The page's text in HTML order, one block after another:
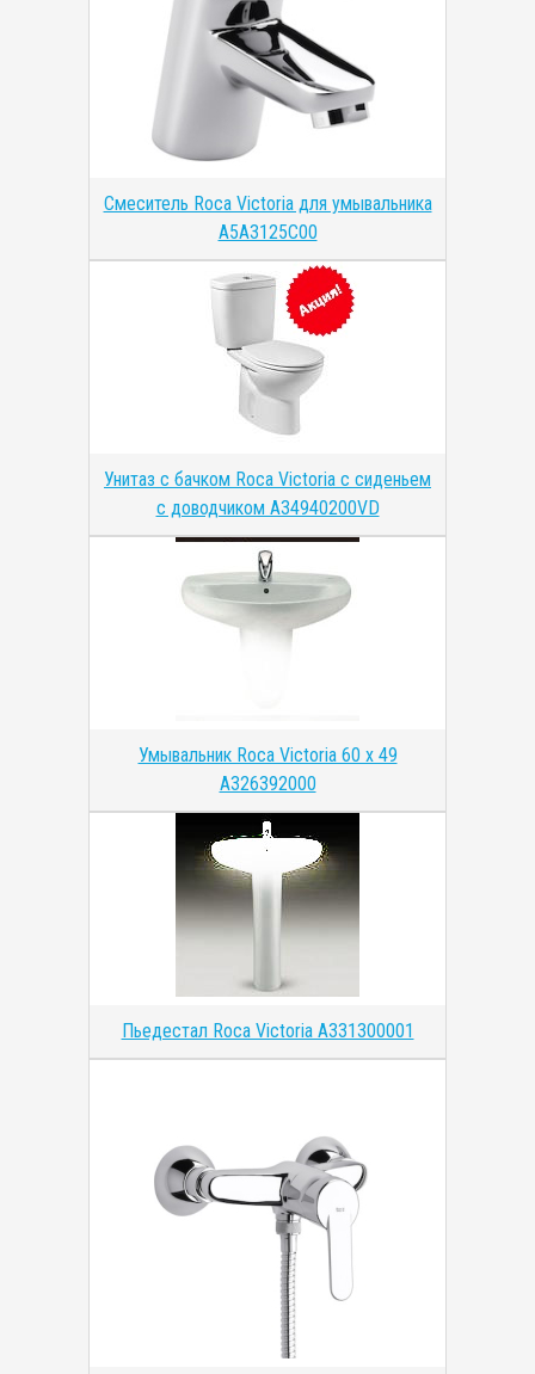
Смеситель Roca Victoria для умывальника
A5A3125C00
Унитаз с бачком Roca Victoria с сиденьем
с доводчиком A34940200VD
Умывальник Roca Victoria 60 x 49
A326392000
Пьедестал Roca Victoria A331300001